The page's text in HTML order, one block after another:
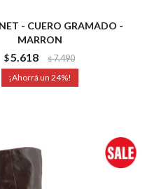
- CUERO GRAMADO -
MARRON
$5.618 $7.490
24